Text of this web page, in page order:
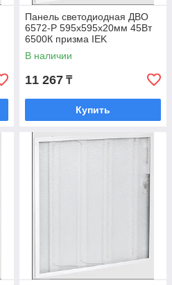
Панель светодиодная ДВО
6572-P 595х595х20мм 45Вт
6500К призма IEK
В наличии
11 267 ₸
Купить